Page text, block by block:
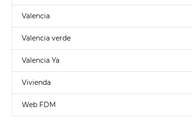
Valencia
Valencia verde
Valencia Ya
Vivienda
Web FDM